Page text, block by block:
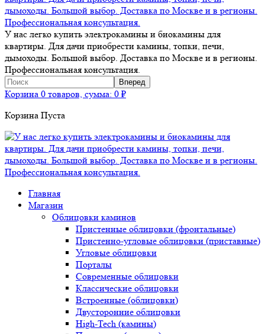
У нас легко купить электрокамины и биокамины для
квартиры. Для дачи приобрести камины, топки, печи,
дымоходы. Большой выбор. Доставка по Москве и в регионы.
Профессиональная консультация.
Корзина 0 товаров, сумма: 0 ₽
Корзина Пуста
Главная
Магазин
Облицовки каминов
Пристенные облицовки (фронтальные)
Пристенно-угловые облицовки (приставные)
Угловые облицовки
Порталы
Современные облицовки
Классические облицовки
Встроенные (облицовки)
Двусторонние облицовки
High-Tech (камины)